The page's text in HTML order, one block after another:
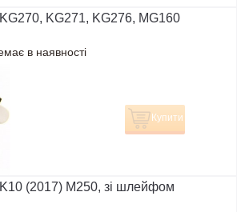
KG271, KG276, MG160
в наявності
Купити
(2017) M250, зі шлейфом